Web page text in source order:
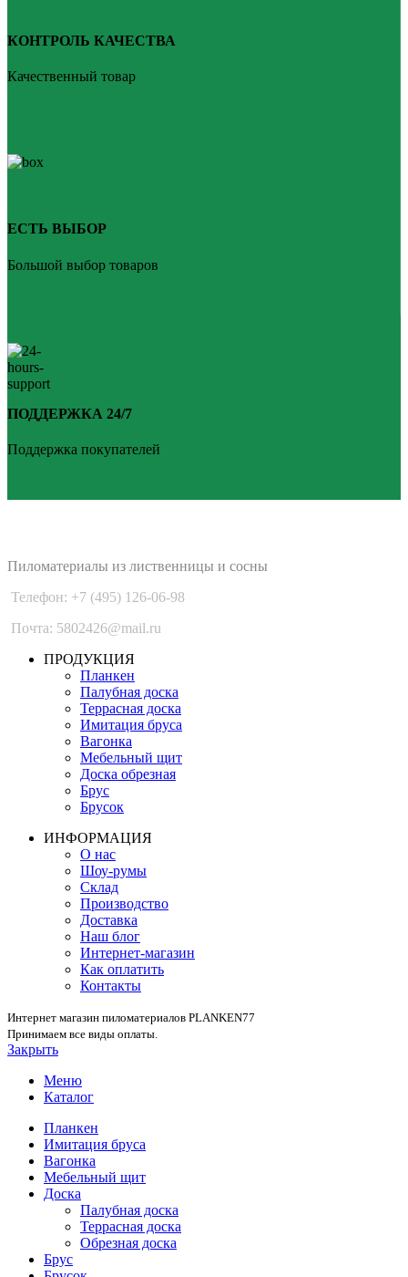
КОНТРОЛЬ КАЧЕСТВА
Качественный товар
ЕСТЬ ВЫБОР
Большой выбор товаров
ПОДДЕРЖКА 24/7
Поддержка покупателей
Пиломатериалы из лиственницы и сосны
Телефон: +7 (495) 126-06-98
Почта: 5802426@mail.ru
ПРОДУКЦИЯ
Планкен
Палубная доска
Террасная доска
Имитация бруса
Вагонка
Мебельный щит
Доска обрезная
Брус
Брусок
ИНФОРМАЦИЯ
О нас
Шоу-румы
Склад
Производство
Доставка
Наш блог
Интернет-магазин
Как оплатить
Контакты
Интернет магазин пиломатериалов PLANKEN77
Принимаем все виды оплаты.
Закрыть
Меню
Каталог
Планкен
Имитация бруса
Вагонка
Мебельный щит
Доска
Палубная доска
Террасная доска
Обрезная доска
Брус